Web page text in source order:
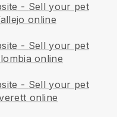
- Sell your pet
online
- Sell your pet
online
- Sell your pet
online